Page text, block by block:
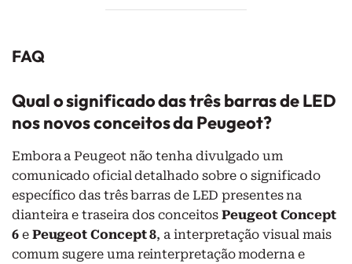
FAQ
Qual o significado das três barras de LED
nos novos conceitos da Peugeot?
Embora a Peugeot não tenha divulgado um
comunicado oficial detalhado sobre o significado
específico das três barras de LED presentes na
dianteira e traseira dos conceitosPeugeot Concept
6e Peugeot Concept 8, a interpretação visual mais
comum sugere uma reinterpretação moderna e